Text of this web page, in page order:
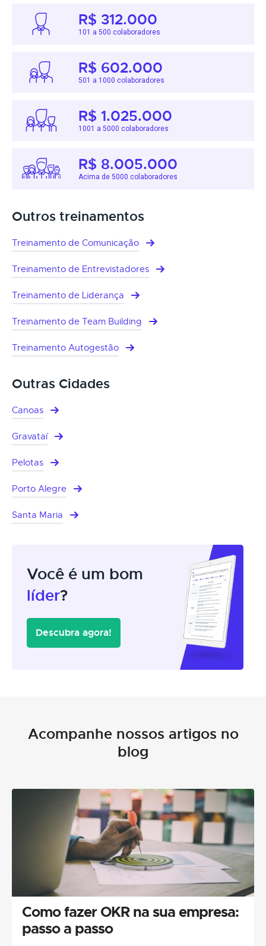
R$ 312.000
101 a 500 colaboradores
R$ 602.000
501 a 1000 colaboradores
R$ 1.025.000
1001 a 5000 colaboradores
R$ 8.005.000
Acima de 5000 colaboradores
Outros treinamentos
Treinamento de Comunicação
Treinamento de Entrevistadores
Treinamento de Liderança
Treinamento de Team Building
Treinamento Autogestão
Outras Cidades
Canoas
Gravataí
Pelotas
Porto Alegre
Santa Maria
Você é um bom
líder?
Descubra agora!
Acompanhe nossos artigos no
blog
Como fazer OKR na sua empresa:
passo a passo